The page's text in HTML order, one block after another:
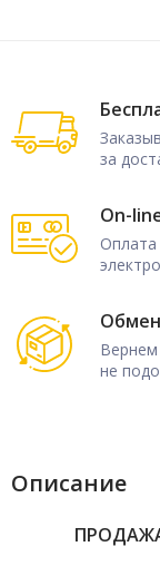
за
On-
Оплата
не
Описание